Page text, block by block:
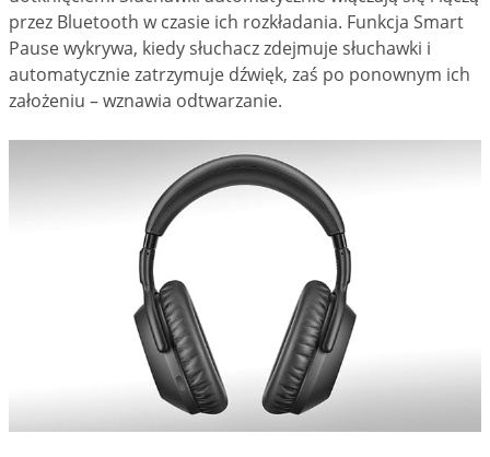
przez Bluetooth w czasie ich rozkładania. Funkcja Smart
Pause wykrywa, kiedy słuchacz zdejmuje słuchawki i
automatycznie zatrzymuje dźwięk, zaś po ponownym ich
założeniu – wznawia odtwarzanie.